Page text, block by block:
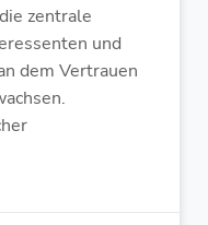
zentrale
und
dem Vertrauen